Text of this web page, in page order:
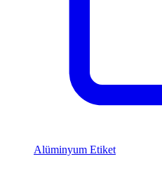
Alüminyum Etiket